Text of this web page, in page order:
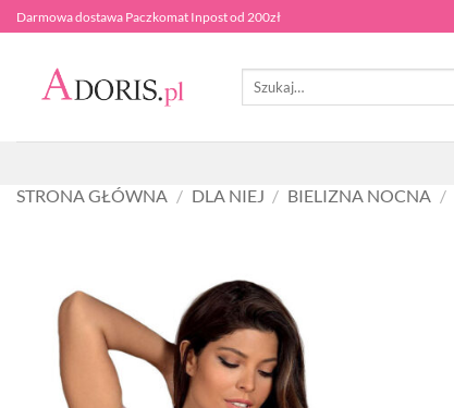
Przewiń
do
zawartości
Darmowa dostawa Paczkomat Inpost od 200zł
Szukaj:
STRONA GŁÓWNA / DLA NIEJ / BIELIZNA NOCNA /